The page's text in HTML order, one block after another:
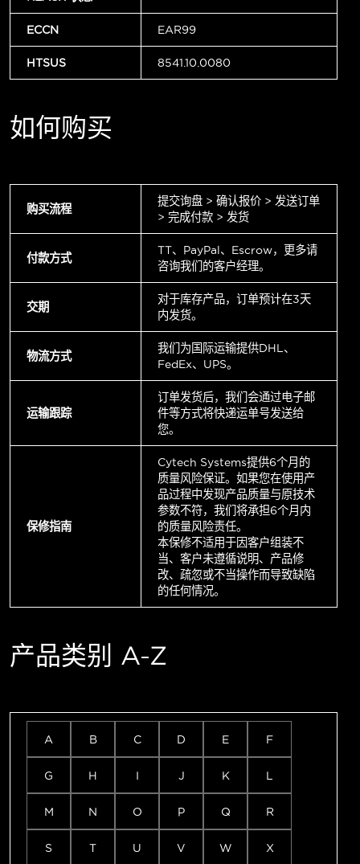
ECCN EAR99
HTSUS 8541.10.0080
如何购买
购买流程
提交询盘 > 确认报价 > 发送订单
> 完成付款 > 发货
付款方式
TT、PayPal、Escrow，更多请
咨询我们的客户经理。
交期
对于库存产品，订单预计在3天
内发货。
物流方式
我们为国际运输提供DHL、
FedEx、UPS。
运输跟踪
订单发货后，我们会通过电子邮
件等方式将快递运单号发送给
您。
保修指南
Cytech Systems提供6个月的
质量风险保证。如果您在使用产
品过程中发现产品质量与原技术
参数不符，我们将承担6个月内
的质量风险责任。
本保修不适用于因客户组装不
当、客户未遵循说明、产品修
改、疏忽或不当操作而导致缺陷
的任何情况。
产品类别 A-Z
A B C D E F
G H I J K L
M N O P Q R
S T U V W X